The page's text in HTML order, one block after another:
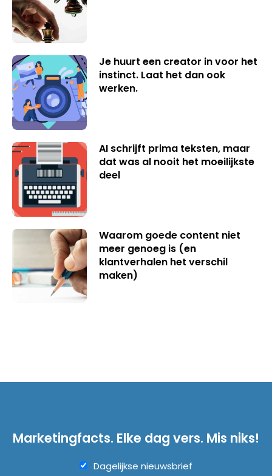
Je huurt een creator in voor het
instinct. Laat het dan ook
werken.
AI schrijft prima teksten, maar
dat was al nooit het moeilijkste
deel
Waarom goede content niet
meer genoeg is (en
klantverhalen het verschil
maken)
Marketingfacts. Elke dag vers. Mis niks!
Dagelijkse nieuwsbrief